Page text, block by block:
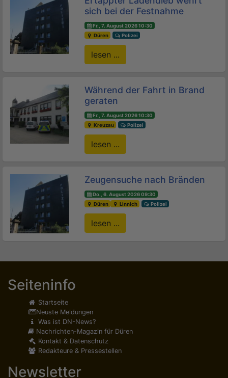
sich bei der Festnahme
Fr., 7. August 2026 10:30
Düren
Polizei
lesen ...
Während der Fahrt in Brand
geraten
Fr., 7. August 2026 10:30
Kreuzau
Polizei
lesen ...
Zeugensuche nach Bränden
Do., 6. August 2026 09:30
Düren
Linnich Polizei
lesen ...
Seiteninfo
Startseite
Neuste Meldungen
Was ist DN-News?
Nachrichten-Magazin für Düren
Kontakt & Datenschutz
Redakteure & Pressestellen
Newsletter